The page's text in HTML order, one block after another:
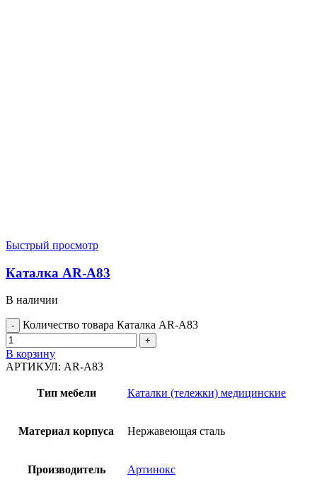
Быстрый просмотр
Каталка AR-A83
В наличии
Количество товара Каталка AR-A83
В корзину
АРТИКУЛ: AR-A83
Тип мебели Каталки (тележки) медицинские
Материал корпуса Нержавеющая сталь
Производитель Артинокс